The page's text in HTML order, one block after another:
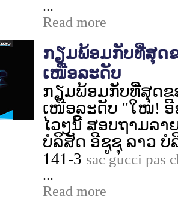
...
Read more
ກຽມພ້ອມກັບທີ່ສຸດ
ເໜືອລະດັບ
ກຽມພ້ອມກັບທີ່ສຸດຂ
ເໜືອລະດັບ "ໃໝ່! ອີ
ໄວໆນີ້ ສອບຖາມລາ
ບໍລິສັດ ອີຊູຊຸ ລາວ ບໍ
141-3 sac gucci pas
...
Read more